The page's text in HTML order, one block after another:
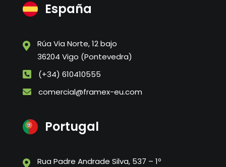
España
Rúa Via Norte, 12 bajo
36204 Vigo (Pontevedra)
(+34) 610410555
comercial@framex-eu.com
Portugal
Rua Padre Andrade Silva, 537 – 1º